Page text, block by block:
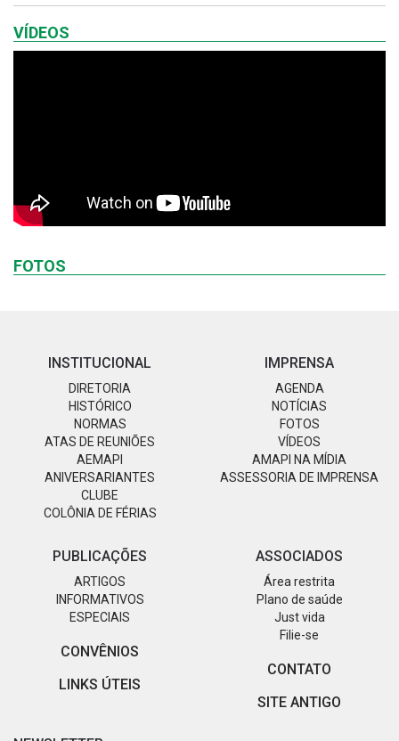
VÍDEOS
FOTOS
INSTITUCIONAL
DIRETORIA
HISTÓRICO
NORMAS
ATAS DE REUNIÕES
AEMAPI
ANIVERSARIANTES
CLUBE
COLÔNIA DE FÉRIAS
IMPRENSA
AGENDA
NOTÍCIAS
FOTOS
VÍDEOS
AMAPI NA MÍDIA
ASSESSORIA DE IMPRENSA
PUBLICAÇÕES
ARTIGOS
INFORMATIVOS
ESPECIAIS
CONVÊNIOS
LINKS ÚTEIS
ASSOCIADOS
Área restrita
Plano de saúde
Just vida
Filie-se
CONTATO
SITE ANTIGO